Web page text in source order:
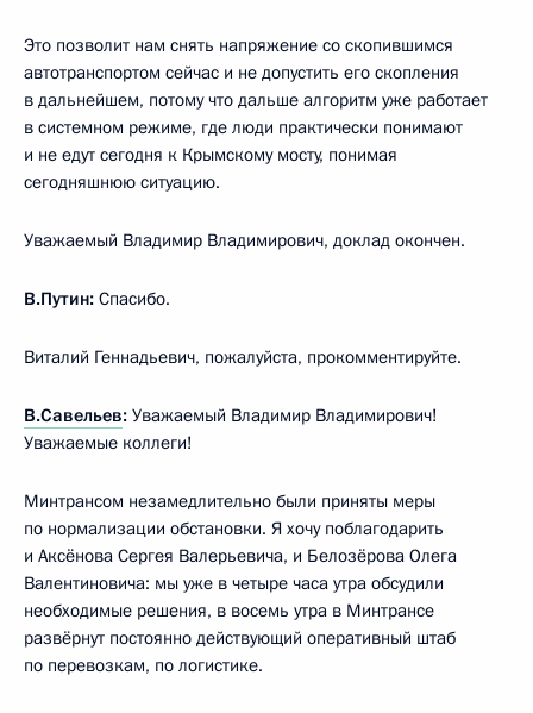
Это позволит нам снять напряжение со скопившимся
автотранспортом сейчас и не допустить его скопления
в дальнейшем, потому что дальше алгоритм уже работает
в системном режиме, где люди практически понимают
и не едут сегодня к Крымскому мосту, понимая
сегодняшнюю ситуацию.
Уважаемый Владимир Владимирович, доклад окончен.
В.Путин: Спасибо.
Виталий Геннадьевич, пожалуйста, прокомментируйте.
В.Савельев: Уважаемый Владимир Владимирович!
Уважаемые коллеги!
Минтрансом незамедлительно были приняты меры
по нормализации обстановки. Я хочу поблагодарить
и Аксёнова Сергея Валерьевича, и Белозёрова Олега
Валентиновича: мы уже в четыре часа утра обсудили
необходимые решения, в восемь утра в Минтрансе
развёрнут постоянно действующий оперативный штаб
по перевозкам, по логистике.